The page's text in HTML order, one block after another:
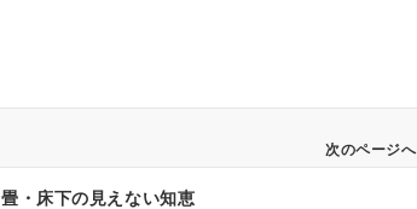
次のページへ
畳・床下の見えない知恵